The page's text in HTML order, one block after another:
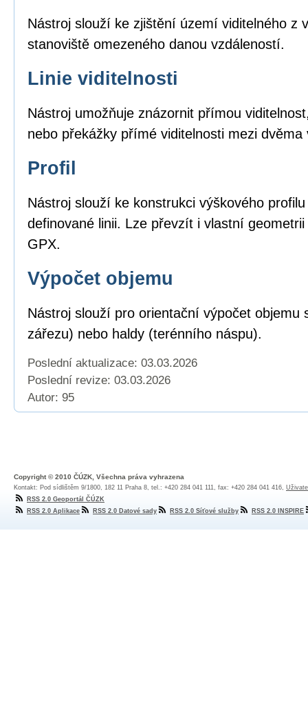
Nástroj slouží ke zjištění území viditelného z
stanoviště omezeného danou vzdáleností.
Linie viditelnosti
Nástroj umožňuje znázornit přímou
nebo překážky přímé viditelnosti mezi dvěma
Profil
Nástroj slouží ke konstrukci výškového
definované linii. Lze převzít i vlastní
GPX.
Výpočet objemu
Nástroj slouží pro orientační výpočet objemu
zářezu) nebo haldy (terénního náspu).
Poslední aktualizace: 03.03.2026
Poslední revize: 03.03.2026
Autor: 95
Copyright © 2010 ČÚZK, Všechna práva vyhrazena
Kontakt: Pod sídlištěm 9/1800, 182 11 Praha 8, tel.: +420 284 041 111, fax: +420 284 041 416,
RSS 2.0 Geoportál ČÚZK
RSS 2.0 Aplikace
RSS 2.0 Datové sady RSS 2.0 Síťové služby RSS 2.0 INSPIRE